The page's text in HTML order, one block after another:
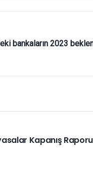
bankaların 2023
Kapanış